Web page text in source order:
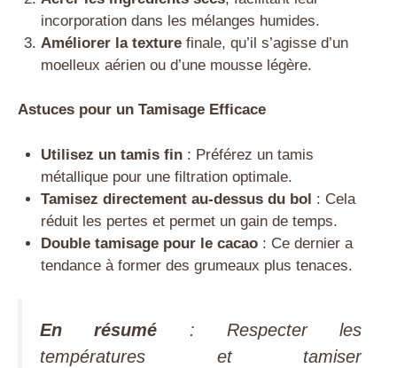
incorporation dans les mélanges humides.
Améliorer la texturefinale, qu’il s’agisse d’un
moelleux aérien ou d’une mousse légère.
Astuces pour un Tamisage Efficace
Utilisez un tamis fin: Préférez un tamis
métallique pour une filtration optimale.
Tamisez directement au-dessus du bol : Cela
réduit les pertes et permet un gain de temps.
Double tamisage pour le cacao: Ce dernier a
tendance à former des grumeaux plus tenaces.
En résumé : Respecter les
températures et tamiser